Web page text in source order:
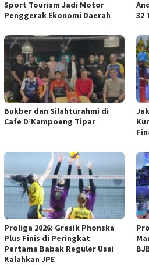
Sport Tourism Jadi Motor
Penggerak Ekonomi Daerah
32
Bukber dan Silahturahmi di
Cafe D’Kampoeng Tipar
Proliga 2026: Gresik Phonska
Plus Finis di Peringkat
Pertama Babak Reguler Usai
Kalahkan JPE